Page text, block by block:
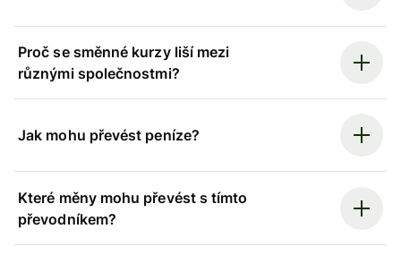
Proč se směnné kurzy liší mezi
různými společnostmi?
Jak mohu převést peníze?
Které měny mohu převést s tímto
převodníkem?